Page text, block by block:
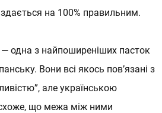
Відгуки
Вчителі
Блог
Вакансії
на 100% правильним.
— одна з найпоширеніших пасток
Вони всі якось пов’язані з
але українською
що межа між ними